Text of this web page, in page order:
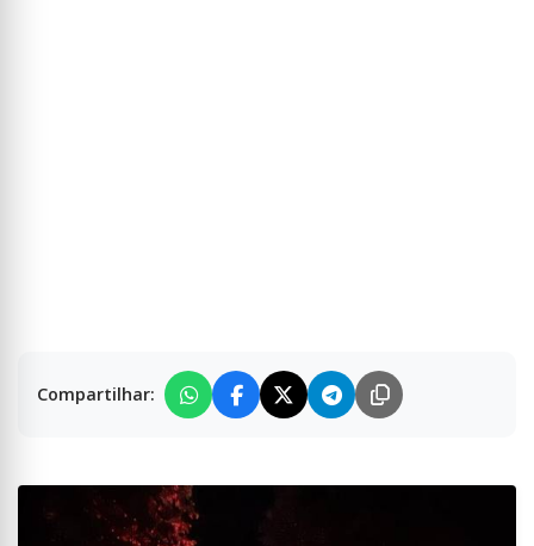
Compartilhar: